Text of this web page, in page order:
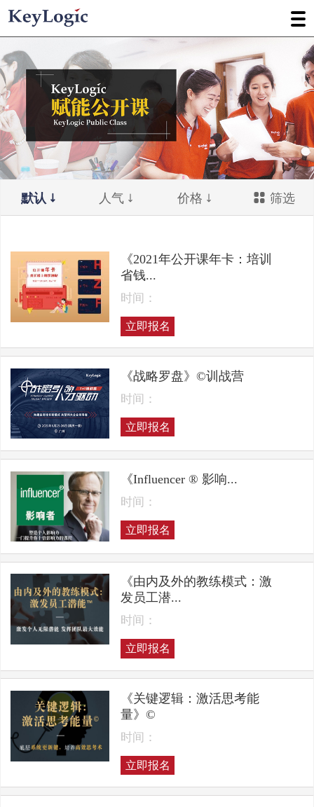
默认 人气 价格 筛选
《2021年公开课年卡：培训
省钱...
时间：
立即报名
《战略罗盘》©训战营
时间：
立即报名
《Influencer ® 影响...
时间：
立即报名
《由内及外的教练模式：激
发员工潜...
时间：
立即报名
《关键逻辑：激活思考能
量》©
时间：
立即报名